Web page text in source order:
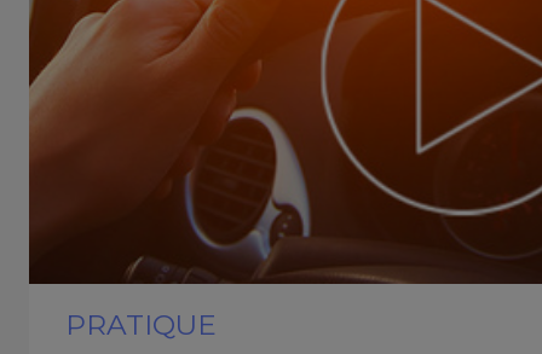
PRATIQUE